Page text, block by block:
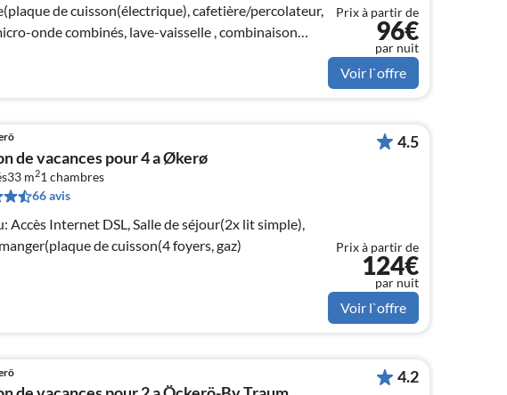
de cuisson(électrique), cafetière/percolateur,
onde combinés, lave-vaisselle , combinaison
...
Prix à partir de
96€
par nuit
Voir l`offre
de vacances pour 4 a Økerø
33 m21 chambres
66 avis
de cuisson(4 foyers, gaz)
4.5
Prix à partir de
124€
par nuit
Voir l`offre
4.2